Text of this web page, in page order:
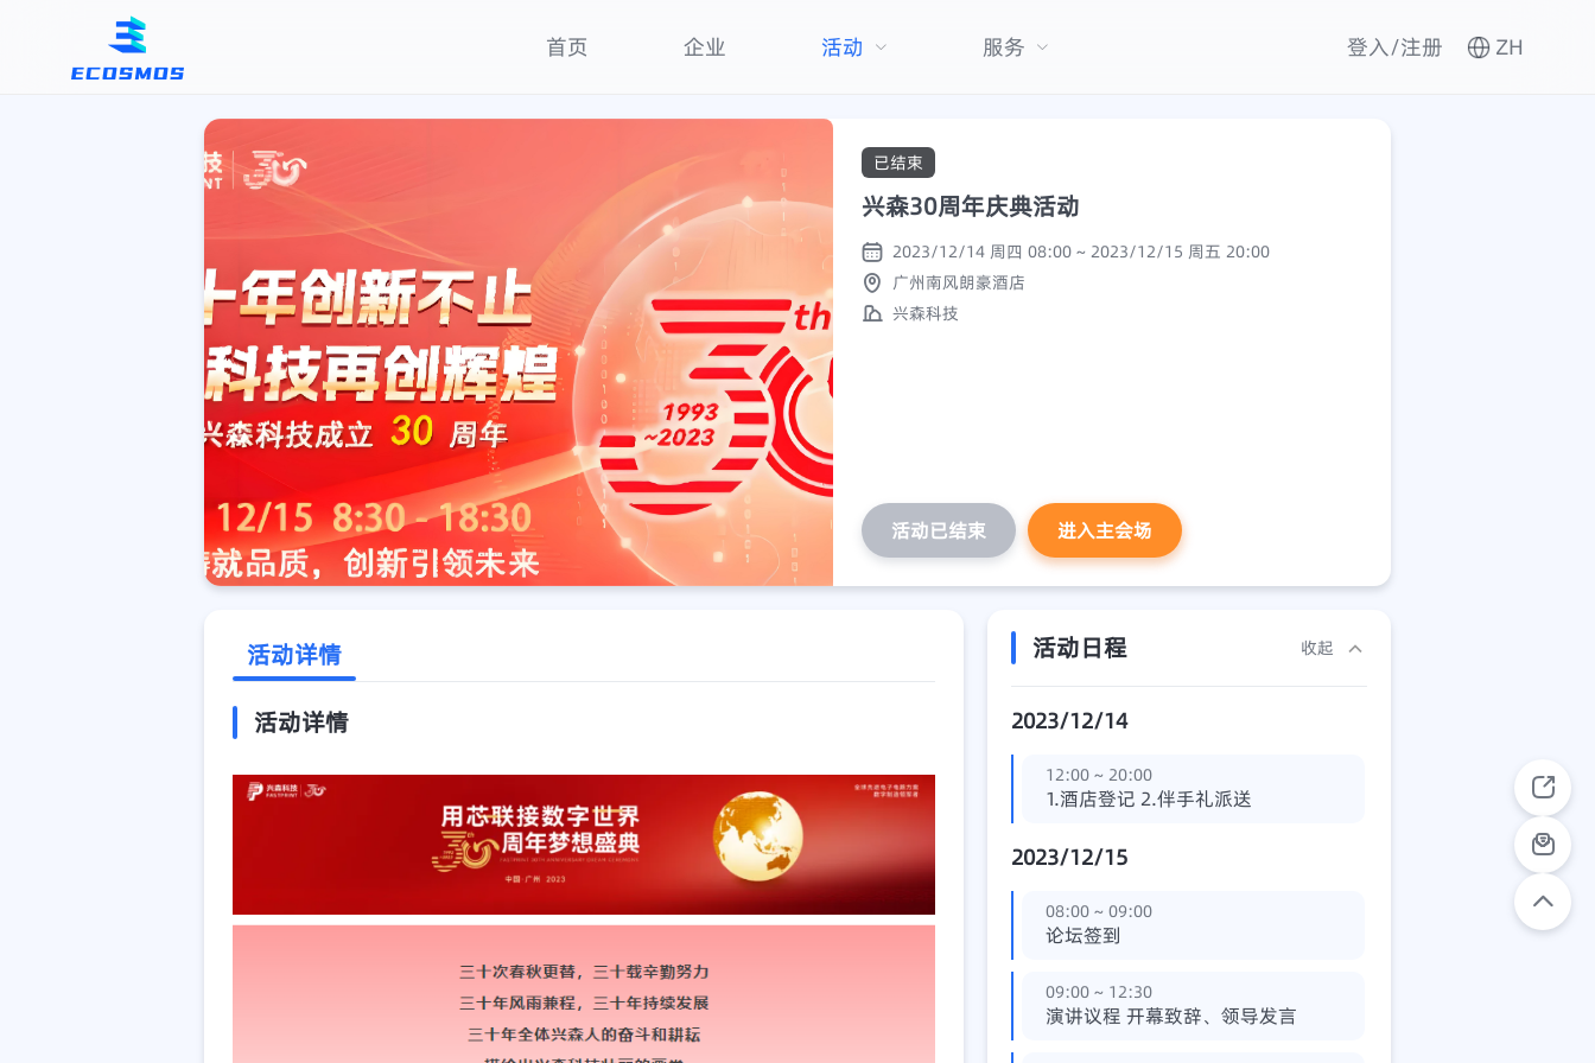
首页 企业 活动 服务 登入/注册 ZH
已结束
兴森30周年庆典活动
2023/12/14 周四 08:00 ~ 2023/12/15 周五 20:00
广州南风朗豪酒店
兴森科技
活动已结束 进入主会场
活动详情
活动详情
活动日程 收起
2023/12/14
12:00 ~ 20:00
1.酒店登记 2.伴手礼派送
2023/12/15
08:00 ~ 09:00
论坛签到
09:00 ~ 12:30
演讲议程 开幕致辞、领导发言